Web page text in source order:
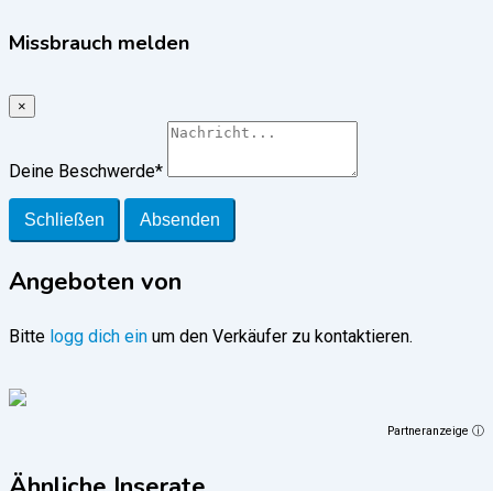
Missbrauch melden
×
Deine Beschwerde*
Schließen Absenden
Angeboten von
Bitte logg dich ein um den Verkäufer zu kontaktieren.
Partneranzeige ⓘ